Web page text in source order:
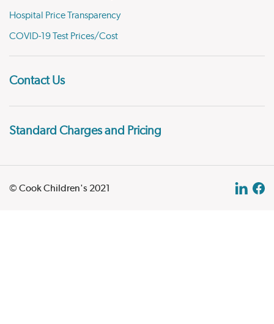
Hospital Price Transparency
COVID-19 Test Prices/Cost
Contact Us
Standard Charges and Pricing
© Cook Children's 2021